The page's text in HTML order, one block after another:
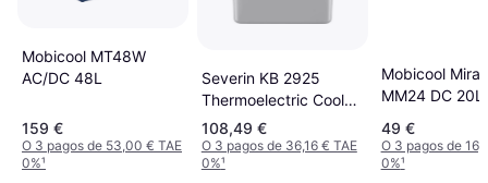
Mobicool MT48W
AC/DC 48L
159 €
O 3 pagos de 53,00 € TAE
0%¹
Severin KB 2925
Thermoelectric Cool
Box 25L
108,49 €
O 3 pagos de 36,16 € TAE
0%¹
Mobicool
MM24 DC 20L
49 €
O 3 pagos de
0%¹